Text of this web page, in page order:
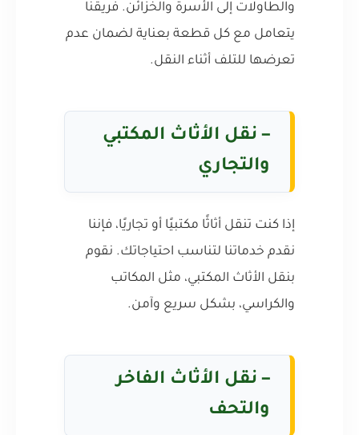
والطاولات إلى الأسرة والخزائن. فريقنا
يتعامل مع كل قطعة بعناية لضمان عدم
تعرضها للتلف أثناء النقل.
– نقل الأثاث المكتبي
والتجاري
إذا كنت تنقل أثاثًا مكتبيًا أو تجاريًا، فإننا
نقدم خدماتنا لتناسب احتياجاتك. نقوم
بنقل الأثاث المكتبي، مثل المكاتب
والكراسي، بشكل سريع وآمن.
– نقل الأثاث الفاخر
والتحف